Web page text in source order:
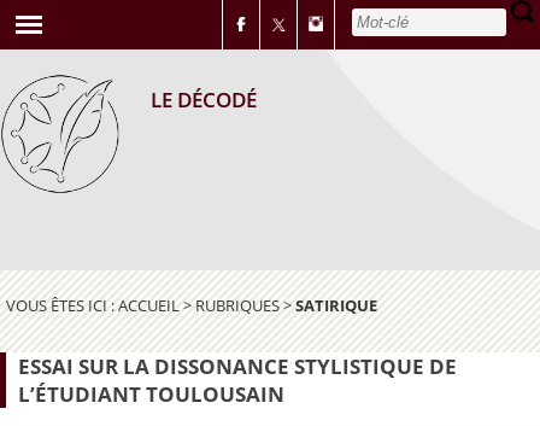
LE DÉCODÉ
VOUS ÊTES ICI :ACCUEIL>RUBRIQUES>SATIRIQUE
ESSAI SUR LA DISSONANCE STYLISTIQUE DE
L’ÉTUDIANT TOULOUSAIN